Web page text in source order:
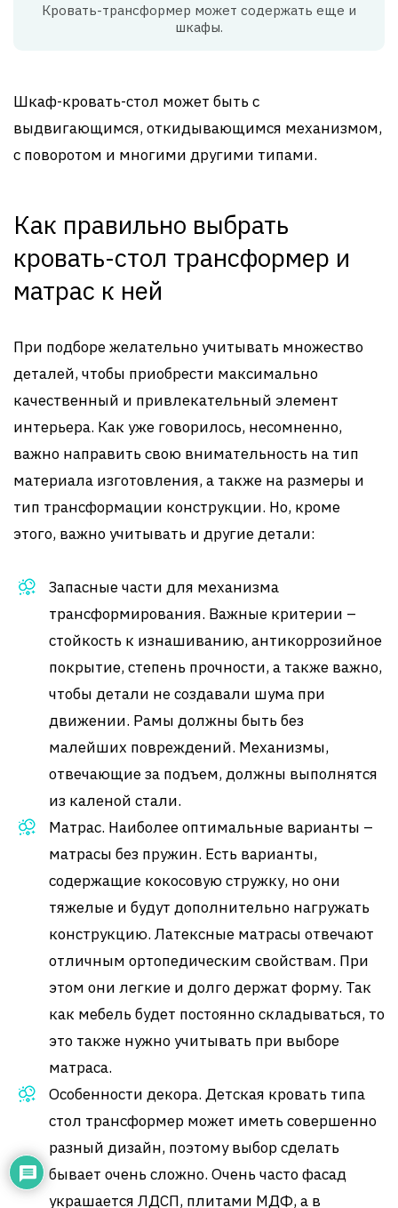
Кровать-трансформер может содержать еще и
шкафы.
Шкаф-кровать-стол может быть с
выдвигающимся, откидывающимся механизмом,
с поворотом и многими другими типами.
Как правильно выбрать
кровать-стол трансформер и
матрас к ней
При подборе желательно учитывать множество
деталей, чтобы приобрести максимально
качественный и привлекательный элемент
интерьера. Как уже говорилось, несомненно,
важно направить свою внимательность на тип
материала изготовления, а также на размеры и
тип трансформации конструкции. Но, кроме
этого, важно учитывать и другие детали:
Запасные части для механизма
трансформирования. Важные критерии –
стойкость к изнашиванию, антикоррозийное
покрытие, степень прочности, а также важно,
чтобы детали не создавали шума при
движении. Рамы должны быть без
малейших повреждений. Механизмы,
отвечающие за подъем, должны выполнятся
из каленой стали.
Матрас. Наиболее оптимальные варианты –
матрасы без пружин. Есть варианты,
содержащие кокосовую стружку, но они
тяжелые и будут дополнительно нагружать
конструкцию. Латексные матрасы отвечают
отличным ортопедическим свойствам. При
этом они легкие и долго держат форму. Так
как мебель будет постоянно складываться, то
это также нужно учитывать при выборе
матраса.
Особенности декора. Детская кровать типа
стол трансформер может иметь совершенно
разный дизайн, поэтому выбор сделать
бывает очень сложно. Очень часто фасад
украшается ЛДСП, плитами МДФ, а в